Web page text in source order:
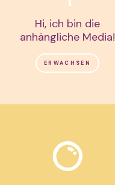
Hi, ich bin die
anhängliche Media!
ERWACHSEN